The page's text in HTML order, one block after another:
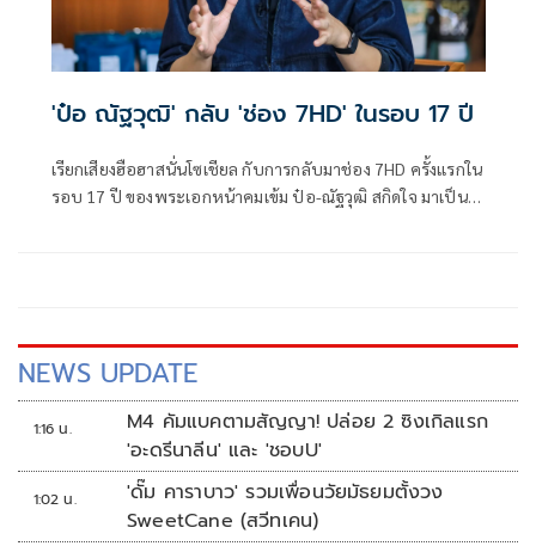
'ป๋อ ณัฐวุฒิ' กลับ 'ช่อง 7HD' ในรอบ 17 ปี
เรียกเสียงฮือฮาสนั่นโซเชียล กับการกลับมาช่อง 7HD ครั้งแรกใน
รอบ 17 ปี ของพระเอกหน้าคมเข้ม ป๋อ-ณัฐวุฒิ สกิดใจ มาเป็น
NEWS UPDATE
1:16 น.
M4 คัมแบคตามสัญญา! ปล่อย 2 ซิงเกิลแรก
'อะดรีนาลีน' และ 'ชอบU'
1:02 น.
'ดั๊ม คาราบาว' รวมเพื่อนวัยมัธยมตั้งวง
SweetCane (สวีทเคน)